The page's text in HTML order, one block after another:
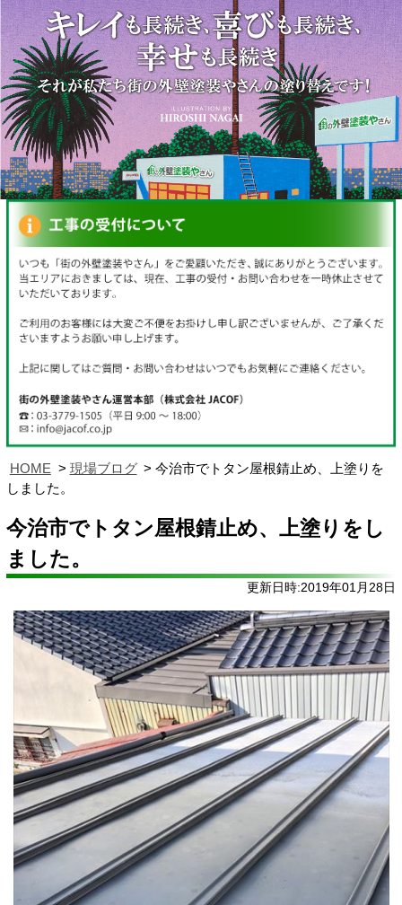
HOME 現場ブログ
今治市でトタン屋根錆止め、上塗りを
しました。
今治市でトタン屋根錆止め、上塗りをし
ました。
更新日時:2019年01月28日